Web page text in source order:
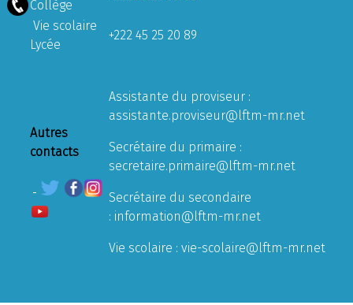
Collège
Vie scolaire
Lycée
+222 45 25 20 89
Autres
contacts
Assistante du proviseur :
assistante.proviseur@lftm-mr.net
Secrétaire du primaire :
secretaire.primaire@lftm-mr.net
Secrétaire du secondaire
: information@lftm-mr.net
Vie scolaire : vie-scolaire@lftm-mr.net